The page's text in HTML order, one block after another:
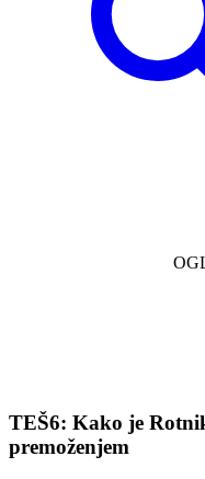
TEŠ6: Kako je
premoženjem